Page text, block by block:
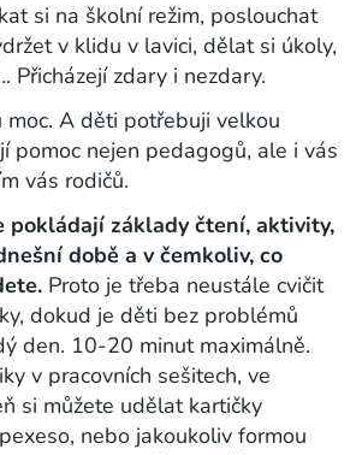
si na školní režim, poslouchat
v klidu v lavici, dělat si úkoly,
Přicházejí zdary i nezdary.
moc. A děti potřebuji velkou
pomoc nejen pedagogů, ale i vás
vás rodičů.
pokládají základy čtení, aktivity,
době a v čemkoliv, co
Proto je třeba neustále cvičit
dokud je děti bez problémů
den. 10-20 minut maximálně.
v pracovních sešitech, ve
si můžete udělat kartičky
nebo jakoukoliv formou